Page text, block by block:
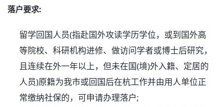
落户要求:
留学回国人员(指赴国外攻读学历学位，或到国外高
等院校、科研机构进修、做访问学者或博士后研究，
且连续在外一年以上，但未在国(境)外入籍、定居的
人员)原籍为我市或回国后在杭工作并由用人单位正
常缴纳社保的，可申请办理落户;